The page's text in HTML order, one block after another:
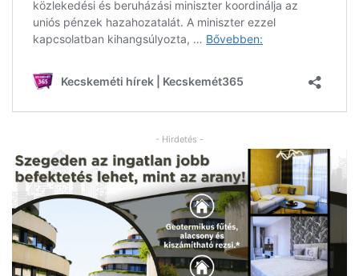
- Hirdetés -